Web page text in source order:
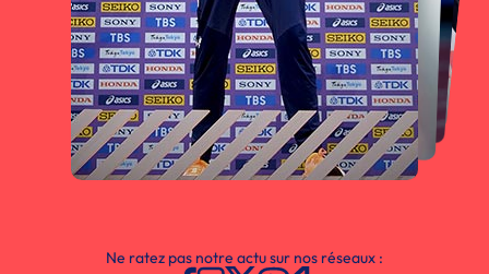
Ne ratez pas notre actu sur nos réseaux :